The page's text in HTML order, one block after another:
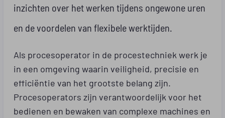
inzichten over het werken tijdens ongewone uren
en de voordelen van flexibele werktijden.
Als procesoperator in de procestechniek werk je
in een omgeving waarin veiligheid, precisie en
efficiëntie van het grootste belang zijn.
Procesoperators zijn verantwoordelijk voor het
bedienen en bewaken van complexe machines en